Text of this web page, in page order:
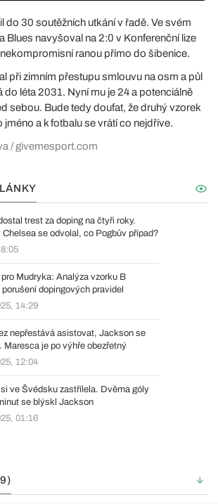
do 30 soutěžních utkání v řadě. Ve svém
Blues navyšoval na 2:0 v Konferenční lize
ranou přímo do šibenice.
při zimním přestupu smlouvu na osm a půl
do léta 2031. Nyní mu je 24 a potenciálně
sebou. Bude tedy doufat, že druhý vzorek
jméno a k fotbalu se vrátí co nejdříve.
/ givemesport.com
trest za doping na čtyři roky.
Chelsea se odvolal, co Pogbův případ?
pro Mudryka: Analýza vzorku B
dopingových pravidel
14:29
nepřestává asistovat, Jackson se
Maresca je po výhře obezřetný
12:04
ve Švédsku zastřílela. Dvěma góly
se blýskl Jackson
01:16